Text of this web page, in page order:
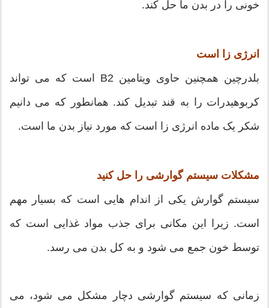
خونی را در بدن ما حل کند.
انرژی زا است
بلدرچین همچنین حاوی ویتامین B2 است که می تواند
کربوهیدرات را به قند تبدیل کند. همانطور که می دانیم
شکر یک ماده انرژی زا است که مورد نیاز بدن ما است.
مشکلات سیستم گوارشی را حل کنید
سیستم گوارش یکی از اندام هایی است که بسیار مهم
است. زیرا این مکانی برای جذب مواد غذایی است که
توسط خون جمع می شود و به کل بدن می رسد.
زمانی که سیستم گوارشی دچار مشکل می شود، می